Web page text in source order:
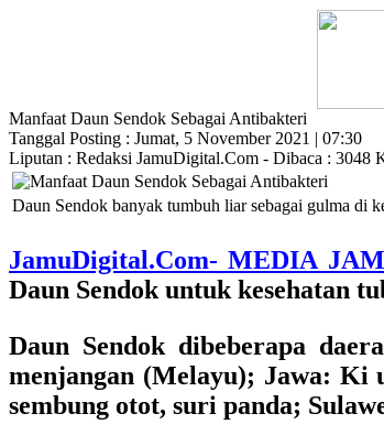
Manfaat Daun Sendok Sebagai Antibakteri
Tanggal Posting : Jumat, 5 November 2021 | 07:30
Liputan : Redaksi JamuDigital.Com - Dibaca : 3048
Daun Sendok banyak tumbuh liar sebagai gulma di
JamuDigital.Com- MEDIA
Daun Sendok untuk kesehatan
Daun Sendok dibeberapa
menjangan (Melayu); Jawa: Ki
sembung otot, suri panda;